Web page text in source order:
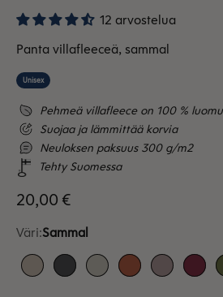
12 arvostelua
Panta villafleeceä, sammal
Unisex
Pehmeä villafleece on 100 %
Suojaa ja lämmittää korvia
Neuloksen paksuus 300 g/m2
Tehty Suomessa
Alennushinta
20,00 €
Väri:Sammal
GreigeAntrasiitti
DyyniHilla Kanerva